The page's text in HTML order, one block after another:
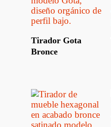
Leer Más
Tirador Gota
Bronce